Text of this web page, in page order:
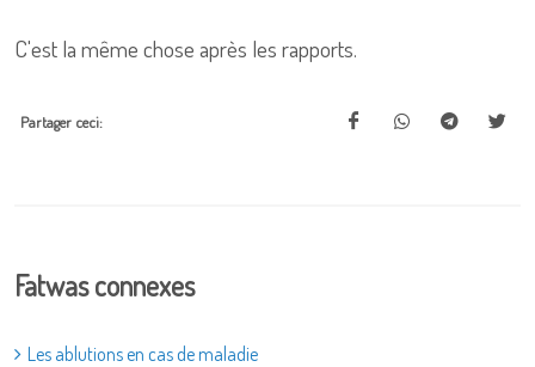
C'est la même chose après les rapports.
Partager ceci:
Fatwas connexes
Les ablutions en cas de maladie